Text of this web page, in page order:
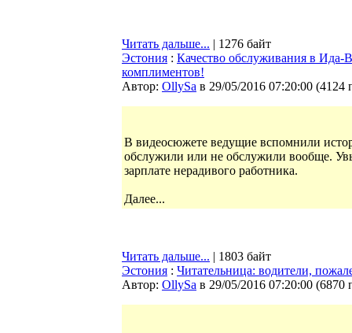
Читать дальше... | 1276 байт
Эстония : Качество обслуживания в Ида-
комплиментов!
Автор: OllySa в 29/05/2016 07:20:00 (4124
В видеосюжете ведущие вспомнили
обслужили или не обслужили вообще.
зарплате нерадивого работника.
Далее...
Читать дальше... | 1803 байт
Эстония : Читательница: водители,
Автор: OllySa в 29/05/2016 07:20:00 (6870